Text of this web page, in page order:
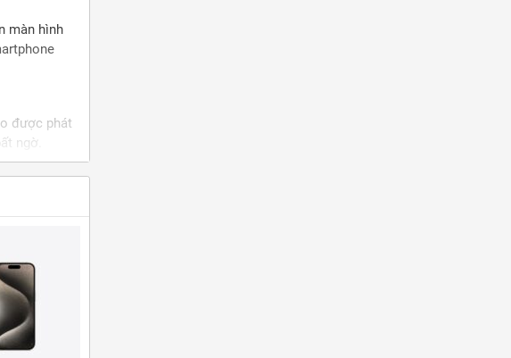
màn hình
được phát
ngờ.
tiến
có thể thoải
và đem
video 4K,